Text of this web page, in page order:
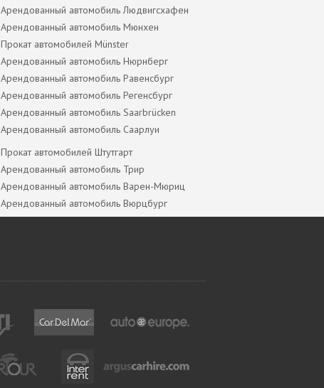
Арендованный автомобиль Людвигсхафен
Арендованный автомобиль Мюнхен
Прокат автомобилей Münster
Арендованный автомобиль Нюрнберг
Арендованный автомобиль Равенсбург
Арендованный автомобиль Регенсбург
Арендованный автомобиль Saarbrücken
Арендованный автомобиль Саарлуи
Прокат автомобилей Штутгарт
Арендованный автомобиль Трир
Арендованный автомобиль Варен-Мюриц
Арендованный автомобиль Вюрцбург